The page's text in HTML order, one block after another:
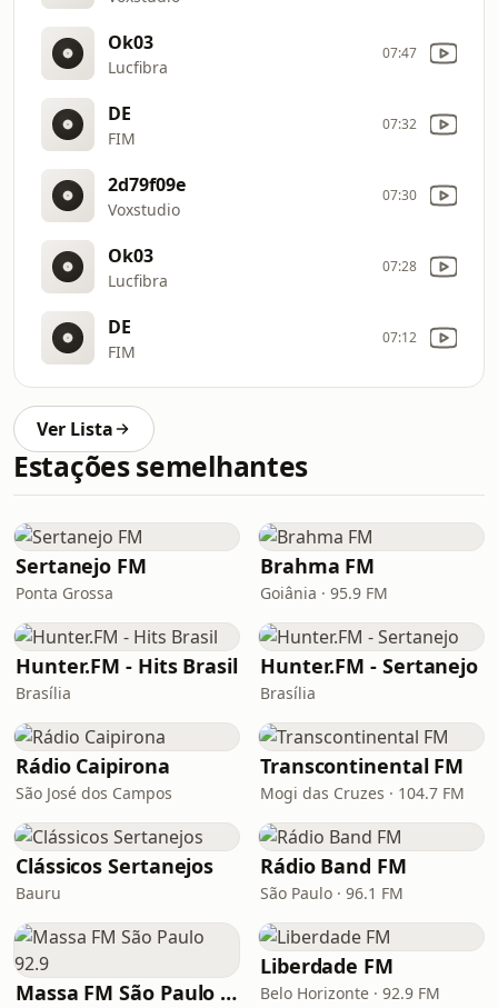
Ok03
Lucfibra
07:47
DE
FIM
07:32
2d79f09e
Voxstudio
07:30
Ok03
Lucfibra
07:28
DE
FIM
07:12
Ver Lista
Estações semelhantes
Sertanejo FM
Ponta Grossa
Brahma FM
Goiânia · 95.9 FM
Hunter.FM - Hits Brasil
Brasília
Hunter.FM - Sertanejo
Brasília
Rádio Caipirona
São José dos Campos
Transcontinental FM
Mogi das Cruzes · 104.7 FM
Clássicos Sertanejos
Bauru
Rádio Band FM
São Paulo · 96.1 FM
Massa FM São Paulo 92.9
Liberdade FM
Belo Horizonte · 92.9 FM